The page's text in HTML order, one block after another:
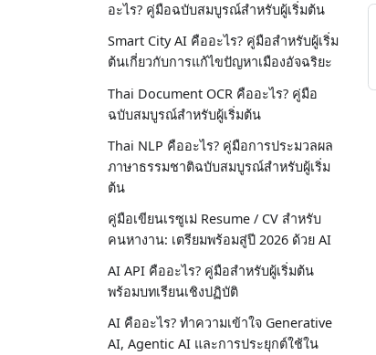
อะไร? คู่มือฉบับสมบูรณ์สำหรับผู้เริ่มต้น
Smart City AI คืออะไร? คู่มือสำหรับผู้เริ่ม
ต้นเกี่ยวกับการแก้ไขปัญหาเมืองอัจฉริยะ
Thai Document OCR คืออะไร? คู่มือ
ฉบับสมบูรณ์สำหรับผู้เริ่มต้น
Thai NLP คืออะไร? คู่มือการประมวลผล
ภาษาธรรมชาติฉบับสมบูรณ์สำหรับผู้เริ่ม
ต้น
คู่มือเขียนเรซูเม่ Resume / CV สำหรับ
คนหางาน: เตรียมพร้อมสู่ปี 2026 ด้วย AI
AI API คืออะไร? คู่มือสำหรับผู้เริ่มต้น
พร้อมบทเรียนเชิงปฏิบัติ
AI คืออะไร? ทำความเข้าใจ Generative
AI, Agentic AI และการประยุกต์ใช้ใน